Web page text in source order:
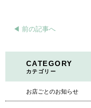
◀︎ 前の記事へ
CATEGORY
カテゴリー
お店ごとのお知らせ